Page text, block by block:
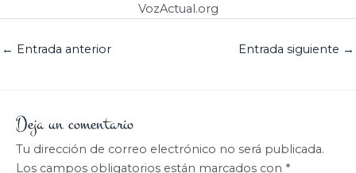
VozActual.org
← Entrada anterior Entrada siguiente →
Deja un comentario
Tu dirección de correo electrónico no será publicada.
Los campos obligatorios están marcados con *